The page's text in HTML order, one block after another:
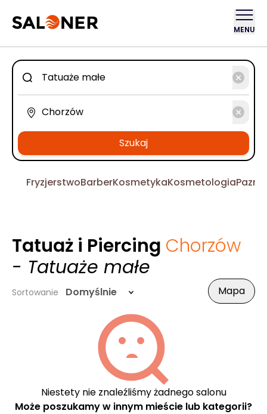
MENU
Szukaj
FryzjerstwoBarberKosmetykaKosmetologia
Tatuaż i Piercing Chorzów
- Tatuaże małe
Sortowanie Domyślnie Mapa
Niestety nie znaleźliśmy żadnego salonu
Może poszukamy w innym mieście lub kategorii?